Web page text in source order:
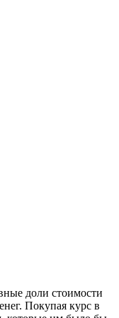
доли стоимости
Покупая курс в